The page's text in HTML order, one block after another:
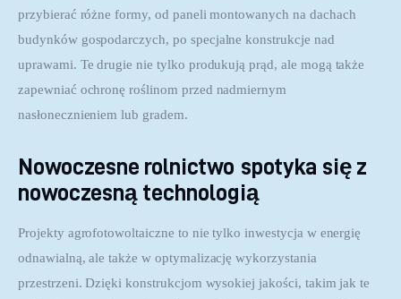
przybierać różne formy, od paneli montowanych na dachach
budynków gospodarczych, po specjalne konstrukcje nad
uprawami. Te drugie nie tylko produkują prąd, ale mogą także
zapewniać ochronę roślinom przed nadmiernym
nasłonecznieniem lub gradem.
Nowoczesne rolnictwo spotyka się z
nowoczesną technologią
Projekty agrofotowoltaiczne to nie tylko inwestycja w energię
odnawialną, ale także w optymalizację wykorzystania
przestrzeni. Dzięki konstrukcjom wysokiej jakości, takim jak te